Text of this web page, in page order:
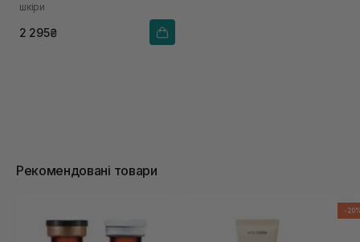
шкіри
2 295₴
Рекомендовані товари
-